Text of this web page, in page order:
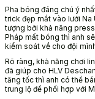
Pha bóng đáng chú ý
trick đẹp mắt vào lưới
tượng bởi khả năng
Pháp mất bóng thì anh
kiểm soát về cho đội
Rõ ràng, khả năng chơi
đã giúp cho HLV
tăng tốc thì anh có thể
trung lộ để phối hợp với